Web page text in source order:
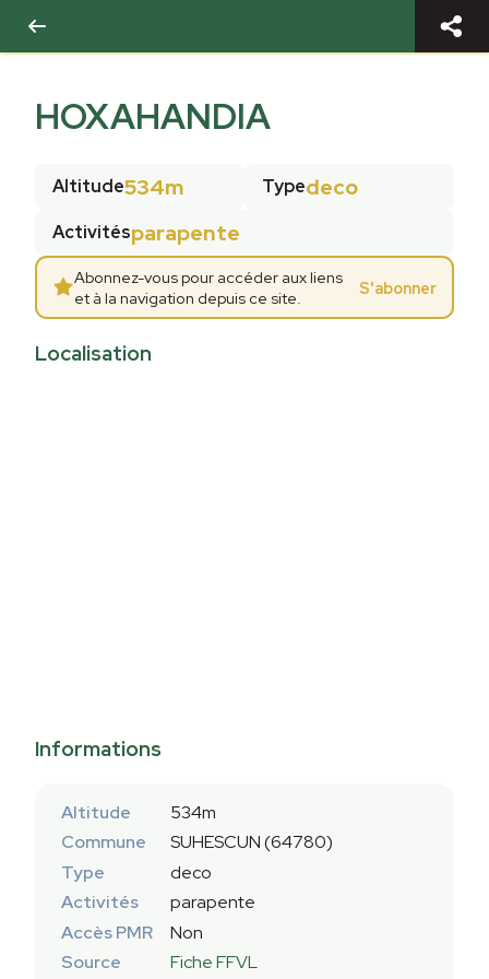
HOXAHANDIA
Altitude534m Typedeco
Activitésparapente
Abonnez-vous pour accéder aux liens
et à la navigation depuis ce site.
S'abonner
Localisation
Informations
Altitude
534m
Commune
SUHESCUN (64780)
Type
deco
Activités
parapente
Accès PMR
Non
Source
Fiche FFVL